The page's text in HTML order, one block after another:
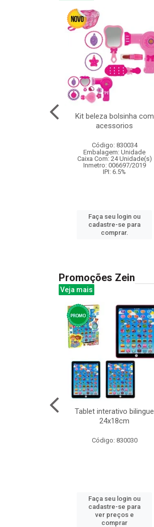
Kit beleza bolsinha com
acessorios
Código: 830034
Embalagem: Unidade
Caixa Com: 24 Unidade(s)
Inmetro: 006697/2019
IPI: 6.5%
Faça seu login ou
cadastre-se para
comprar.
Promoções Zein
Veja mais
Tablet interativo bilingue
24x18cm
Código: 830030
Faça seu login ou
cadastre-se para
ver preços e
comprar